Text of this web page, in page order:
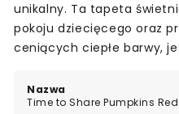
Nazwa
Time to Share Pumpkins Red
unikalny. Ta tapeta
pokoju dziecięcego oraz
ceniących ciepłe barwy,